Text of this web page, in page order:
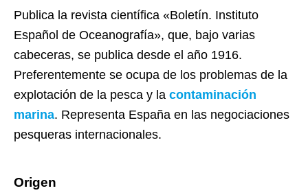
Publica la revista científica «Boletín. Instituto
Español de Oceanografía», que, bajo varias
cabeceras, se publica desde el año 1916.
Preferentemente se ocupa de los problemas de la
explotación de la pesca y la contaminación
marina. Representa España en las negociaciones
pesqueras internacionales.
Origen